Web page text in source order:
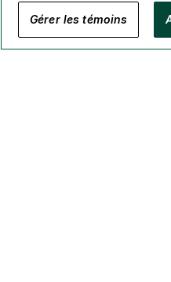
Confidentialité Avis juridique
Gérer les témoins